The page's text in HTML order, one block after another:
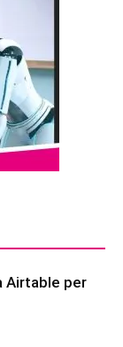
Airtable per